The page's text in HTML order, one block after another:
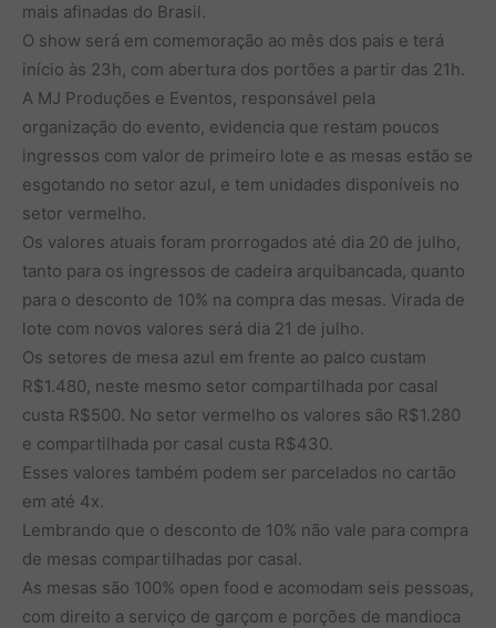
mais afinadas do Brasil.
O show será em comemoração ao mês dos pais e terá
início às 23h, com abertura dos portões a partir das 21h.
A MJ Produções e Eventos, responsável pela
organização do evento, evidencia que restam poucos
ingressos com valor de primeiro lote e as mesas estão se
esgotando no setor azul, e tem unidades disponíveis no
setor vermelho.
Os valores atuais foram prorrogados até dia 20 de julho,
tanto para os ingressos de cadeira arquibancada, quanto
para o desconto de 10% na compra das mesas. Virada de
lote com novos valores será dia 21 de julho.
Os setores de mesa azul em frente ao palco custam
R$1.480, neste mesmo setor compartilhada por casal
custa R$500. No setor vermelho os valores são R$1.280
e compartilhada por casal custa R$430.
Esses valores também podem ser parcelados no cartão
em até 4x.
Lembrando que o desconto de 10% não vale para compra
de mesas compartilhadas por casal.
As mesas são 100% open food e acomodam seis pessoas,
com direito a serviço de garçom e porções de mandioca